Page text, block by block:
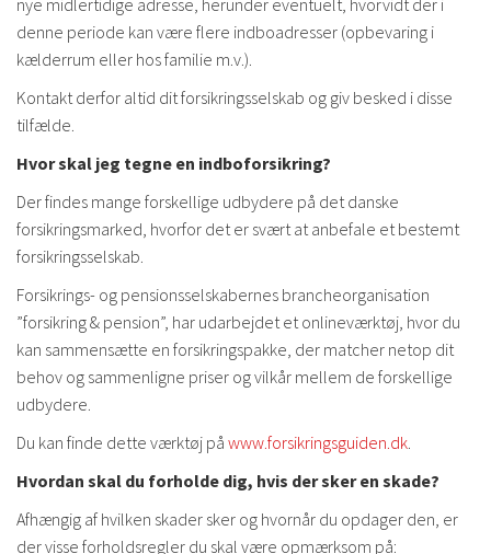
nye midlertidige adresse, herunder eventuelt, hvorvidt der i
denne periode kan være flere indboadresser (opbevaring i
kælderrum eller hos familie m.v.).
Kontakt derfor altid dit forsikringsselskab og giv besked i disse
tilfælde.
Hvor skal jeg tegne en indboforsikring?
Der findes mange forskellige udbydere på det danske
forsikringsmarked, hvorfor det er svært at anbefale et bestemt
forsikringsselskab.
Forsikrings- og pensionsselskabernes brancheorganisation
”forsikring & pension”, har udarbejdet et onlineværktøj, hvor du
kan sammensætte en forsikringspakke, der matcher netop dit
behov og sammenligne priser og vilkår mellem de forskellige
udbydere.
Du kan finde dette værktøj på www.forsikringsguiden.dk.
Hvordan skal du forholde dig, hvis der sker en skade?
Afhængig af hvilken skader sker og hvornår du opdager den, er
der visse forholdsregler du skal være opmærksom på: